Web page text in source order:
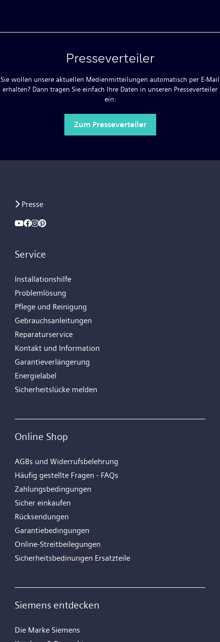
Presseverteiler
Sie wollen unsere aktuellen Medienmitteilungen automatisch per E-Mail
erhalten? Dann tragen Sie einfach Ihre Daten in unseren Presseverteiler
ein:
Zum Presseverteiler
Presse
Service
Installationshilfe
Problemlösung
Pflege und Reinigung
Gebrauchsanleitungen
Reparaturservice
Kontakt und Information
Garantieverlängerung
Energielabel
Sicherheitslücke melden
Online Shop
AGBs und Widerrufsbelehrung
Häufig gestellte Fragen - FAQs
Zahlungsbedingungen
Sicher einkaufen
Rücksendungen
Garantiebedingungen
Online-Streitbeilegungen
Sicherheitsbedinungen Ersatzteile
Siemens entdecken
Die Marke Siemens